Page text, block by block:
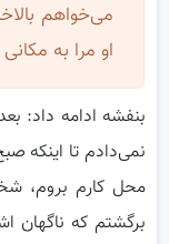
می‌خواهم
او مرا به
بنفشه ادامه داد:
نمی‌دادم تا اینکه
محل کارم بروم،
برگشتم که